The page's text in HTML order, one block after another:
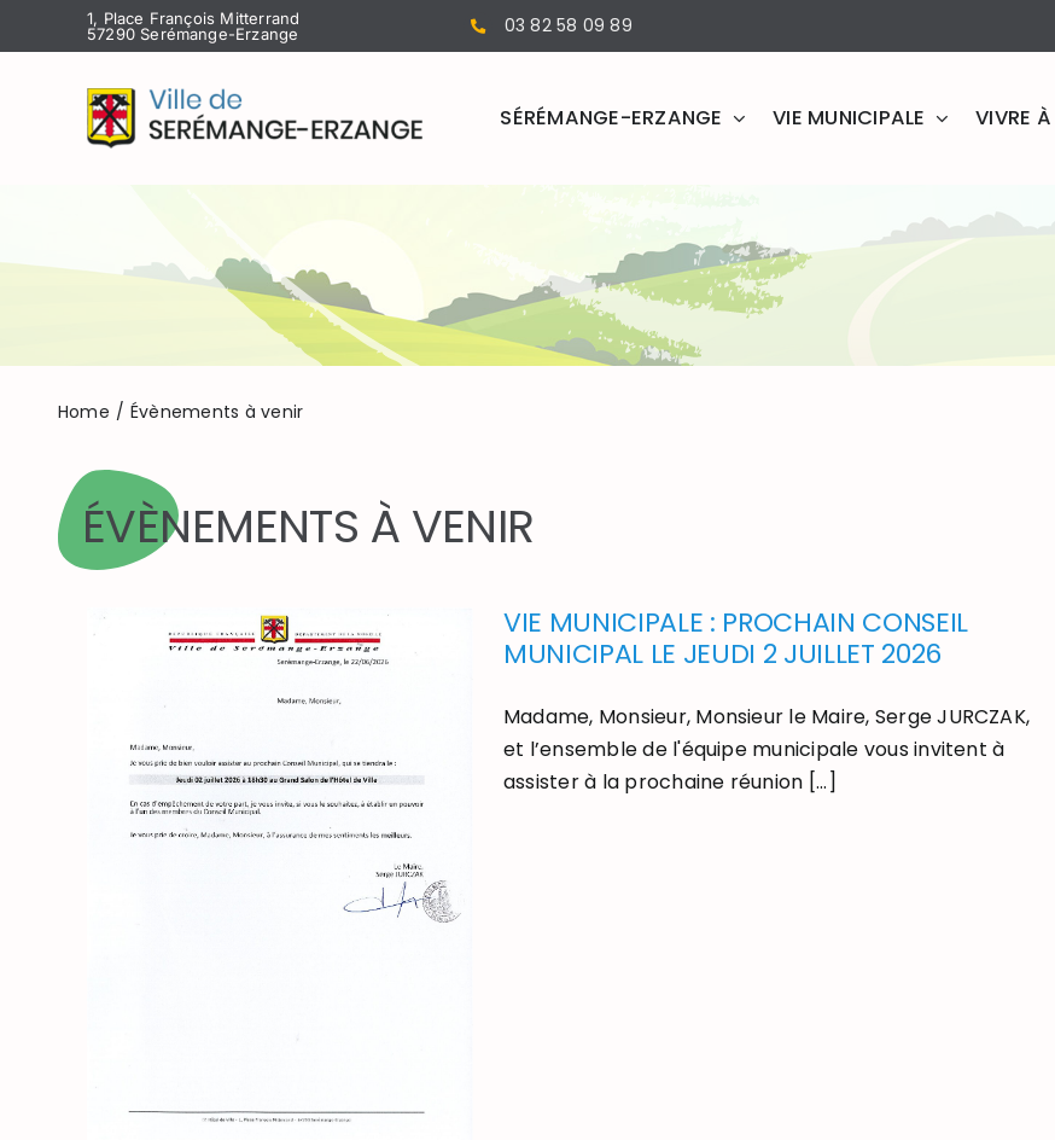
au
1, Place François Mitterrand
57290 Serémange-Erzange
03 82 58 09 89
SÉRÉMANGE-ERZANGE VIE MUNICIPALE VIVRE
Home Évènements à venir
ÉVÈNEMENTS À VENIR
VIE MUNICIPALE : PROCHAIN CONSEIL
MUNICIPAL LE JEUDI 2 JUILLET 2026
Madame, Monsieur, Monsieur le Maire, Serge JURCZAK,
et l’ensemble de l'équipe municipale vous invitent à
assister à la prochaine réunion [...]